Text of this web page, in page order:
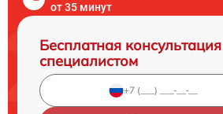
от 35 минут
Бесплатная
специалистом